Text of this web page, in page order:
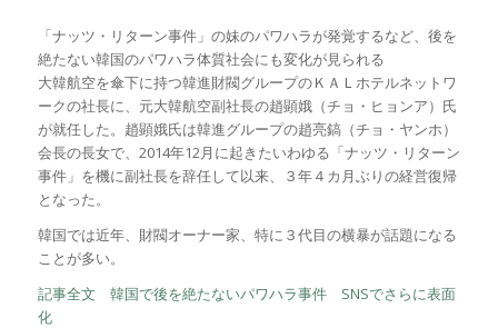
「ナッツ・リターン事件」の妹のパワハラが発覚するなど、後を
絶たない韓国のパワハラ体質社会にも変化が見られる
大韓航空を傘下に持つ韓進財閥グループのＫＡＬホテルネットワ
ークの社長に、元大韓航空副社長の趙顕娥（チョ・ヒョンア）氏
が就任した。趙顕娥氏は韓進グループの趙亮鎬（チョ・ヤンホ）
会長の長女で、2014年12月に起きたいわゆる「ナッツ・リターン
事件」を機に副社長を辞任して以来、３年４カ月ぶりの経営復帰
となった。
韓国では近年、財閥オーナー家、特に３代目の横暴が話題になる
ことが多い。
記事全文 韓国で後を絶たないパワハラ事件 SNSでさらに表面
化